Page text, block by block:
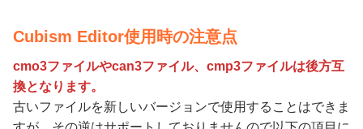
Cubism Editor使用時の注意点
cmo3ファイルやcan3ファイル、cmp3ファイルは後方互
換となります。
古いファイルを新しいバージョンで使用することはできま